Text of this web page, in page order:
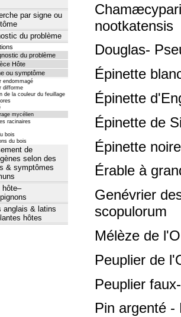
par signe ou
du problème
du problème
Hôte
ou symptôme
endommagé
difforme
de la couleur du feuillage
mycélien
racinaires
bois
du bois
de
selon des
& symptômes
hôte–
anglais & latins
hôtes
nootkatensis
Douglas-
Épinette
Épinette
Épinette de
Épinette
Érable à
Genévrier
scopulorum
Mélèze de
Peuplier de
Peuplier
Pin argenté -